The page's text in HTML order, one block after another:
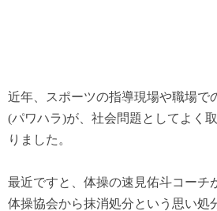
近年、スポーツの指導現場や職場で
(パワハラ)が、社会問題としてよく
りました。
最近ですと、体操の速見佑斗コーチ
体操協会から抹消処分という思い処